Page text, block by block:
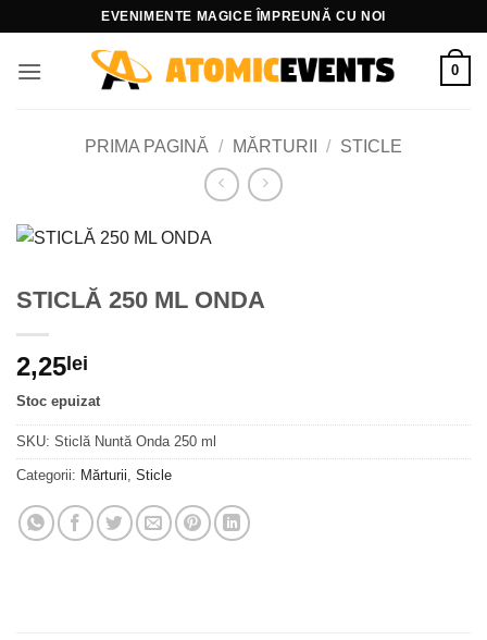
content
EVENIMENTE MAGICE ÎMPREUNĂ CU NOI
0
PRIMA PAGINĂ / MĂRTURII / STICLE
STICLĂ 250 ML ONDA
2,25lei
Stoc epuizat
SKU: Sticlă Nuntă Onda 250 ml
Categorii: Mărturii Sticle